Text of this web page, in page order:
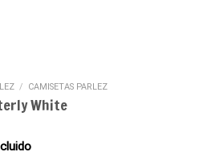
/ CAMISETAS PARLEZ
White